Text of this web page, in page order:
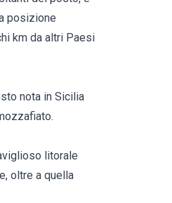
posizione
km da altri Paesi
nota in Sicilia
litorale
oltre a quella